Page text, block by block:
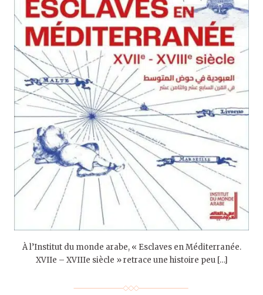
À l’Institut du monde arabe, « Esclaves en Méditerranée.
XVIIe – XVIIIe siècle » retrace une histoire peu […]